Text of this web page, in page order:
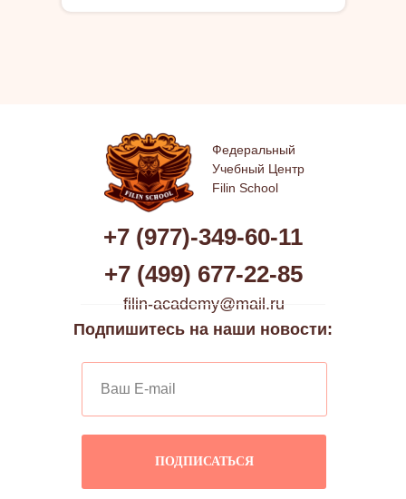
Федеральный
Учебный Центр
Filin School
+7 (499) 677-22-85
+7 (977)-349-60-11
filin-academy@mail.ru
ПОДПИСАТЬСЯ
Подпишитесь на наши новости: